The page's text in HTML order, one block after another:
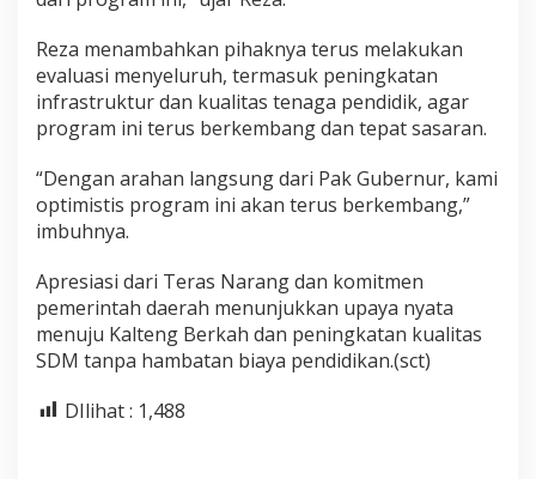
Reza menambahkan pihaknya terus melakukan
evaluasi menyeluruh, termasuk peningkatan
infrastruktur dan kualitas tenaga pendidik, agar
program ini terus berkembang dan tepat sasaran.
“Dengan arahan langsung dari Pak Gubernur, kami
optimistis program ini akan terus berkembang,”
imbuhnya.
Apresiasi dari Teras Narang dan komitmen
pemerintah daerah menunjukkan upaya nyata
menuju Kalteng Berkah dan peningkatan kualitas
SDM tanpa hambatan biaya pendidikan.(sct)
DIlihat : 1,488